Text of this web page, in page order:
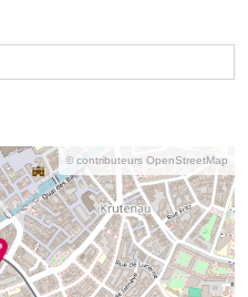
© contributeurs OpenStreetMap